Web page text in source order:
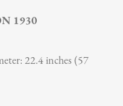
1930
22.4 inches (57